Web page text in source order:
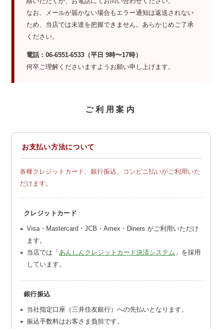
なお、メールが届かない場合もエラー通知は返送されない
ため、当店では未達を把握できません。あらかじめご了承
ください。
電話：06-6551-6533（平日 9時〜17時）
何卒ご理解くださいますようお願い申し上げます。
ご利用案内
お支払い方法について
各種クレジットカード、銀行振込、コンビニ払いがご利用いた
だけます。
クレジットカード
Visa・Mastercard・JCB・Amex・Diners がご利用いただけ
ます。
当店では「あんしんクレジットカード決済システム 」を採用
しています。
銀行振込
当社指定口座（三井住友銀行）への先払いとなります。
振込手数料はお客さま負担です。